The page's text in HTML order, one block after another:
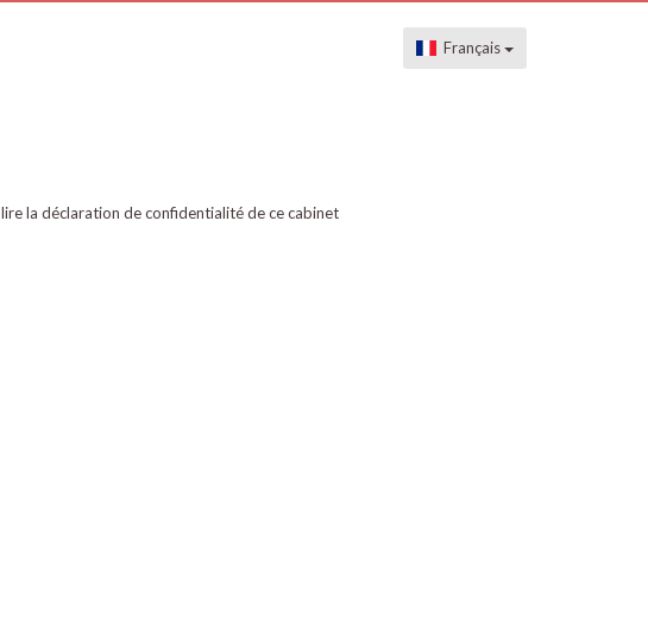
Français
lire la déclaration de confidentialité de ce cabinet